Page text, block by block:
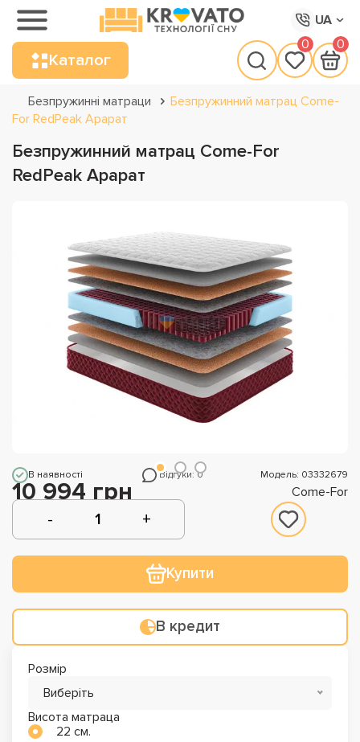
UA
Каталог
0 0
Безпружинні матраци
Безпружинний матрац Come-
For RedPeak Арарат
Безпружинний матрац Come-For
RedPeak Арарат
В наявності Відгуки: 0 Модель: 03332679
10 994 грн Come-For
Купити
В кредит
Розмір
Виберіть
Висота матраца
22 см.